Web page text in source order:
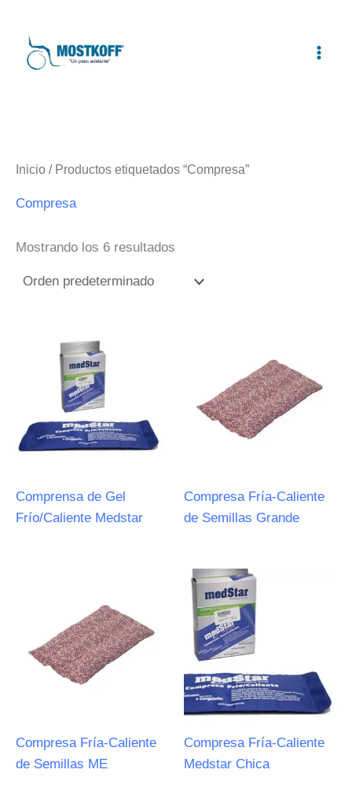
contenido
Inicio / Productos etiquetados “Compresa”
Compresa
Mostrando los 6 resultados
Comprensa de Gel
Frío/Caliente Medstar
Compresa Fría-Caliente
de Semillas Grande
Compresa Fría-Caliente
de Semillas ME
Compresa Fría-Caliente
Medstar Chica